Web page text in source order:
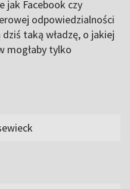
jak Facebook czy
odpowiedzialności
taką władzę, o jakiej
mogłaby tylko